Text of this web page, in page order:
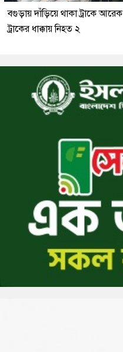
বগুড়ায় দাঁড়িয়ে থাকা ট্রাকে আরেক
ট্রাকের ধাক্কায় নিহত ২